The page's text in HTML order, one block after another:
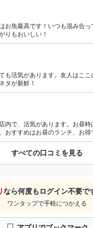
お魚最高です！いつも混み合
りもおいしい！
も活気があります。友人はこ
タが新鮮！
内で、活気があります。お昼時
おすすめはお昼のランチ、お得
すべての口コミを見る
なら何度もログイン不要で
ワンタップで手軽につかえる